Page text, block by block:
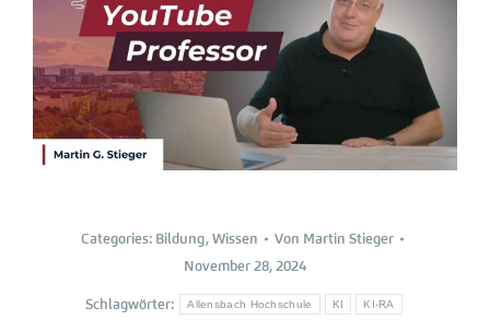
Categories: Bildung,Wissen Von Martin Stieger
November 28, 2024
Schlagwörter: Allensbach Hochschule KI KI-RA